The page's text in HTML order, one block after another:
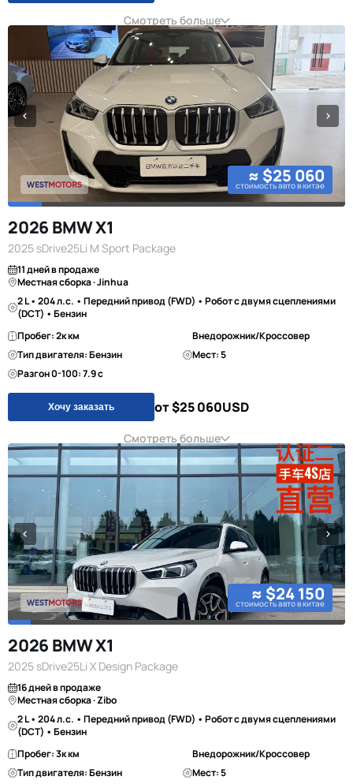
Смотреть больше
≈ $25 060
стоимость авто в китае
2026 BMW X1
2025 sDrive25Li M Sport Package
11 дней в продаже
Местная сборка · Jinhua
2 L • 204 л.с. • Передний привод (FWD) • Робот с двумя сцеплениями
(DCT) • Бензин
Пробег: 2к км
Внедорожник/Кроссовер
Тип двигателя: Бензин
Мест: 5
Разгон 0-100: 7.9 с
Хочу заказать от $25 060USD
Смотреть больше
≈ $24 150
стоимость авто в китае
2026 BMW X1
2025 sDrive25Li X Design Package
16 дней в продаже
Местная сборка · Zibo
2 L • 204 л.с. • Передний привод (FWD) • Робот с двумя сцеплениями
(DCT) • Бензин
Пробег: 3к км
Внедорожник/Кроссовер
Тип двигателя: Бензин
Мест: 5